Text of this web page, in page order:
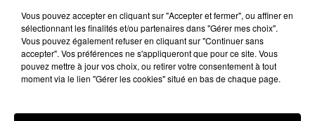
6 août 2026
Après le film, bientôt une docu-série sur
Vous pouvez accepter en cliquant sur "Accepter et fermer", ou affiner en
sélectionnant les finalités et/ou partenaires dans "Gérer mes choix".
Vous pouvez également refuser en cliquant sur "Continuer sans
accepter". Vos préférences ne s'appliqueront que pour ce site. Vous
pouvez mettre à jour vos choix, ou retirer votre consentement à tout
moment via le lien "Gérer les cookies" situé en bas de chaque page.